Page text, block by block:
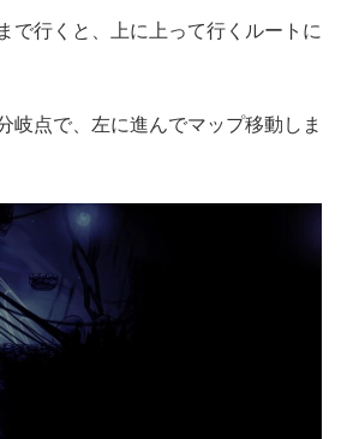
で行くと、上に上って行くルートに
岐点で、左に進んでマップ移動しま